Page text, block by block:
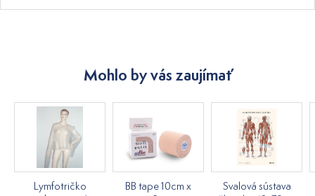
Mohlo by vás zaujímať
Lymfotričko
BB tape 10cm x
Svalová sústava